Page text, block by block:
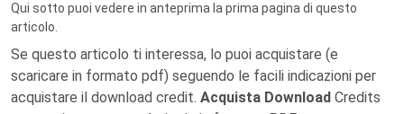
Qui sotto puoi vedere in anteprima la prima pagina di questo
articolo.
Se questo articolo ti interessa, lo puoi acquistare (e
scaricare in formato pdf) seguendo le facili indicazioni per
acquistare il download credit. Acquista Download Credits